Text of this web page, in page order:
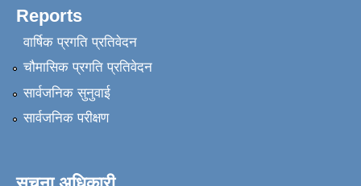
Reports
वार्षिक प्रगति प्रतिवेदन
चौमासिक प्रगति प्रतिवेदन
सार्वजनिक सुनुवाई
सार्वजनिक परीक्षण